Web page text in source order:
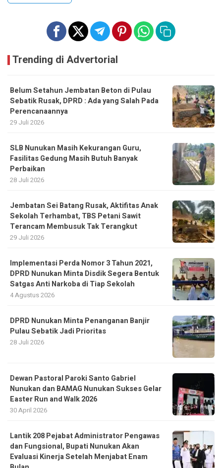
Trending di Advertorial
Belum Setahun Jembatan Beton di Pulau
Sebatik Rusak, DPRD : Ada yang Salah Pada
Perencanaannya
29 Juli 2026
SLB Nunukan Masih Kekurangan Guru,
Fasilitas Gedung Masih Butuh Banyak
Perbaikan
28 Juli 2026
Jembatan Sei Batang Rusak, Aktifitas Anak
Sekolah Terhambat, TBS Petani Sawit
Terancam Membusuk Tak Terangkut
29 Juli 2026
Implementasi Perda Nomor 3 Tahun 2021,
DPRD Nunukan Minta Disdik Segera Bentuk
Satgas Anti Narkoba di Tiap Sekolah
4 Agustus 2026
DPRD Nunukan Minta Penanganan Banjir
Pulau Sebatik Jadi Prioritas
28 Juli 2026
Dewan Pastoral Paroki Santo Gabriel
Nunukan dan BAMAG Nunukan Sukses Gelar
Easter Run and Walk 2026
30 April 2026
Lantik 208 Pejabat Administrator Pengawas
dan Fungsional, Bupati Nunukan Akan
Evaluasi Kinerja Setelah Menjabat Enam